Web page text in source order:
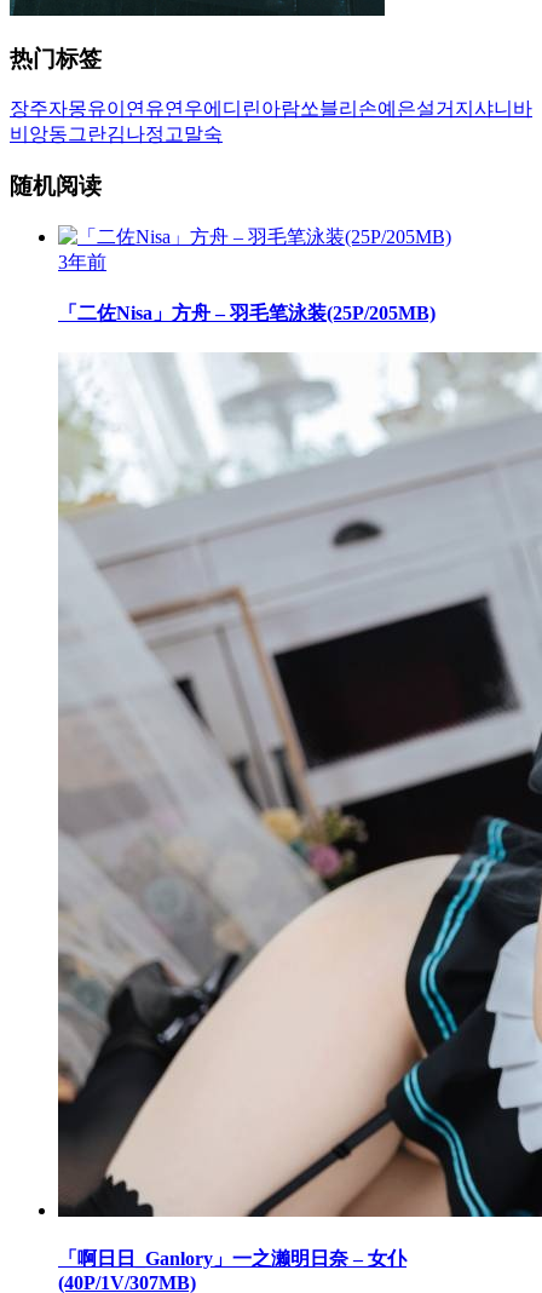
热门标签
장주자몽유이 연유연우에디린아람쏘블리 손예은설거지 샤니 바
비앙동그란김나정 고말숙
随机阅读
3年前
「二佐Nisa」方舟 – 羽毛笔泳装(25P/205MB)
「啊日日_Ganlory」一之濑明日奈 – 女仆
(40P/1V/307MB)